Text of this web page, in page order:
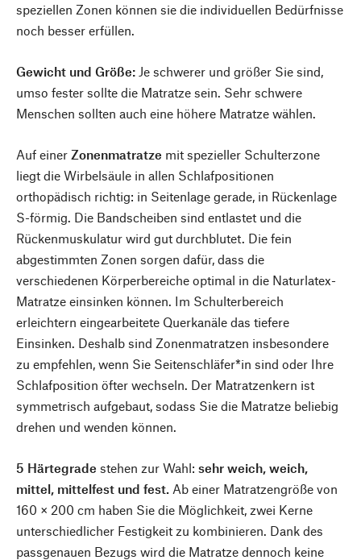
speziellen Zonen können sie die individuellen Bedürfnisse
noch besser erfüllen.
Gewicht und Größe: Je schwerer und größer Sie sind,
umso fester sollte die Matratze sein. Sehr schwere
Menschen sollten auch eine höhere Matratze wählen.
Auf einer Zonenmatratze mit spezieller Schulterzone
liegt die Wirbelsäule in allen Schlafpositionen
orthopädisch richtig: in Seitenlage gerade, in Rückenlage
S-förmig. Die Bandscheiben sind entlastet und die
Rückenmuskulatur wird gut durchblutet. Die fein
abgestimmten Zonen sorgen dafür, dass die
verschiedenen Körperbereiche optimal in die Naturlatex-
Matratze einsinken können. Im Schulterbereich
erleichtern eingearbeitete Querkanäle das tiefere
Einsinken. Deshalb sind Zonenmatratzen insbesondere
zu empfehlen, wenn Sie Seitenschläfer*in sind oder Ihre
Schlafposition öfter wechseln. Der Matratzenkern ist
symmetrisch aufgebaut, sodass Sie die Matratze beliebig
drehen und wenden können.
5 Härtegrade stehen zur Wahl: sehr weich, weich,
mittel, mittelfest und fest. Ab einer Matratzengröße von
160 × 200 cm haben Sie die Möglichkeit, zwei Kerne
unterschiedlicher Festigkeit zu kombinieren. Dank des
passgenauen Bezugs wird die Matratze dennoch keine